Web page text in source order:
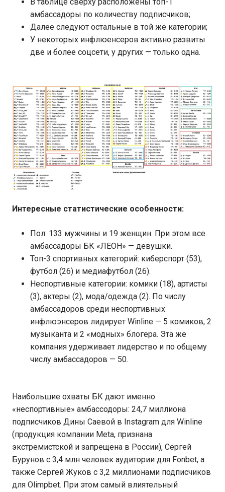
амбассадоры по количеству подписчиков;
Далее следуют остальные в той же категории;
У некоторых инфлюенсеров активно развиты
две и более соцсети, у других — только одна.
Интересные статистические особенности:
Пол: 133 мужчины и 19 женщин. При этом все
амбассадоры БК «ЛЕОН» — девушки.
Топ-3 спортивных категорий: киберспорт (53),
футбол (26) и медиафутбол (26).
Неспортивные категории: комики (18), артисты
(3), актеры (2), мода/одежда (2). По числу
амбассадоров среди неспортивных
инфлюэнсеров лидирует Winline — 5 комиков, 2
музыканта и 2 «модных» блогера. Эта же
компания удерживает лидерство и по общему
числу амбассадоров — 50.
Наибольшие охваты БК дают именно
«неспортивные» амбассодоры: 24,7 миллиона
подписчиков Дины Саевой в Instagram для Winline
(продукция компании Meta, признана
экстремистской и запрещена в России), Сергей
Бурунов с 3,4 млн человек аудитории для Fonbet, а
также Сергей Жуков с 3,2 миллионами подписчиков
для Olimpbet. При этом самый влиятельный